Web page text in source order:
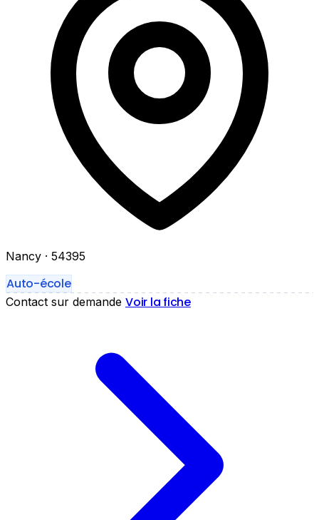
Nancy · 54395
Auto-école
Contact sur demande Voir la fiche